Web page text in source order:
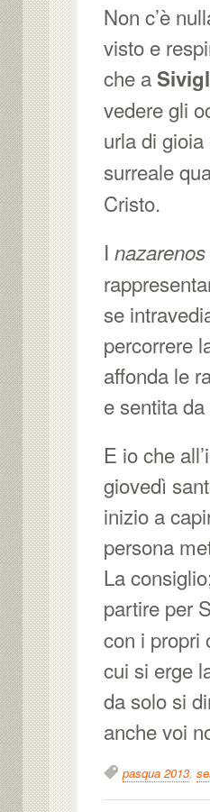
Non c’è
visto e
che a
vedere gli
urla di
surreale
Cristo.
I nazarenos
se
percorrere
affonda le
e sentita
E io che
giovedì
inizio a
persona
La
partire per
con i propri
cui si erge
da solo si
anche voi
pasqua 2013,